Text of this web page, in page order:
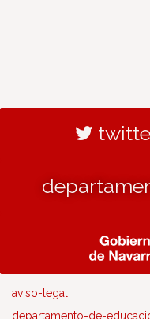
aviso-legal
departamento-de-